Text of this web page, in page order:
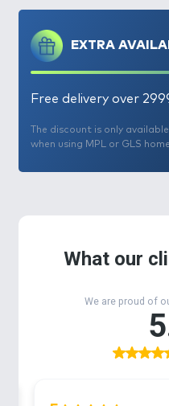
színekről azonban
véleménye. Nagyon
amelyből nekünk
várható legjobbakat.
sorozatai, majd végül
- Tutti Frutti
- Mangó (citromsárga +
Nagyon fontos, hogy
alapszínként a
általunk fogósnak vélt
forrása, hogy melyik a
Nem tudtuk eldönteni,
a tégelyekbe. Így a csali
EXTRA
Free delivery over
The discount is only
when using MPL or GLS